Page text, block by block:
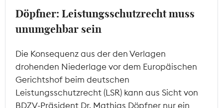
Döpfner: Leistungsschutzrecht muss
unumgehbar sein
Die Konsequenz aus der den Verlagen
drohenden Niederlage vor dem Europäischen
Gerichtshof beim deutschen
Leistungsschutzrecht (LSR) kann aus Sicht von
BDZV-Präsident Dr. Mathias Döpfner nur ein